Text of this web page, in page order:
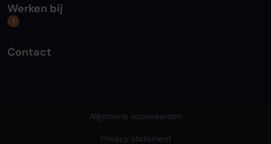
Werken bij
1
Contact
Algemene voorwaarden
Privacy statement